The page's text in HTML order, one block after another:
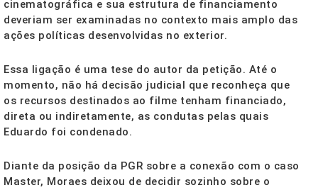
cinematográfica e sua estrutura de financiamento
deveriam ser examinadas no contexto mais amplo das
ações políticas desenvolvidas no exterior.
Essa ligação é uma tese do autor da petição. Até o
momento, não há decisão judicial que reconheça que
os recursos destinados ao filme tenham financiado,
direta ou indiretamente, as condutas pelas quais
Eduardo foi condenado.
Diante da posição da PGR sobre a conexão com o caso
Master, Moraes deixou de decidir sozinho sobre o